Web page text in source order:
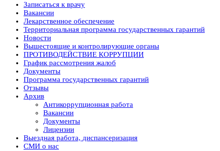
Записаться к врачу
Вакансии
Лекарственное обеспечение
Территориальная программа государственных гарантий
Новости
Вышестоящие и контролирующие органы
ПРОТИВОДЕЙСТВИЕ КОРРУПЦИИ
График рассмотрения жалоб
Документы
Программа государственных гарантий
Отзывы
Архив
Антикоррупционная работа
Вакансии
Документы
Лицензии
Выездная работа, диспансеризация
СМИ о нас